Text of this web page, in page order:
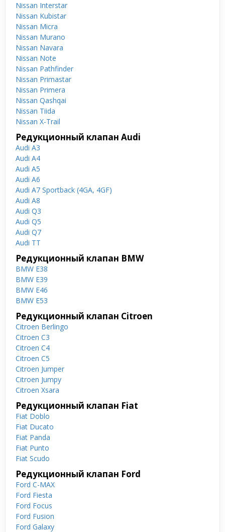
Nissan Interstar
Nissan Kubistar
Nissan Micra
Nissan Murano
Nissan Navara
Nissan Note
Nissan Pathfinder
Nissan Primastar
Nissan Primera
Nissan Qashqai
Nissan Tiida
Nissan X-Trail
Редукционный клапан Audi
Audi A3
Audi A4
Audi A5
Audi A6
Audi A7 Sportback (4GA, 4GF)
Audi A8
Audi Q3
Audi Q5
Audi Q7
Audi TT
Редукционный клапан BMW
BMW E38
BMW E39
BMW E46
BMW E53
Редукционный клапан Citroen
Citroen Berlingo
Citroen C3
Citroen C4
Citroen C5
Citroen Jumper
Citroen Jumpy
Citroen Xsara
Редукционный клапан Fiat
Fiat Doblo
Fiat Ducato
Fiat Panda
Fiat Punto
Fiat Scudo
Редукционный клапан Ford
Ford C-MAX
Ford Fiesta
Ford Focus
Ford Fusion
Ford Galaxy